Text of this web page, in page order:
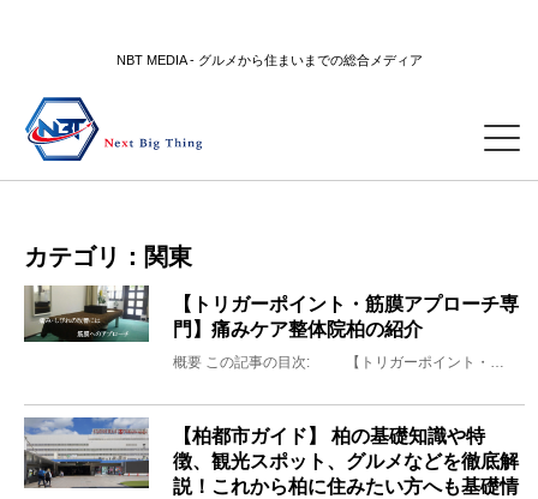
NBT MEDIA - グルメから住まいまでの総合メディア
カテゴリ： 関東
【トリガーポイント・筋膜アプローチ専
門】痛みケア整体院柏の紹介
概要 この記事の目次: 【トリガーポイント・…
【柏都市ガイド】 柏の基礎知識や特
徴、観光スポット、グルメなどを徹底解
説！これから柏に住みたい方へも基礎情